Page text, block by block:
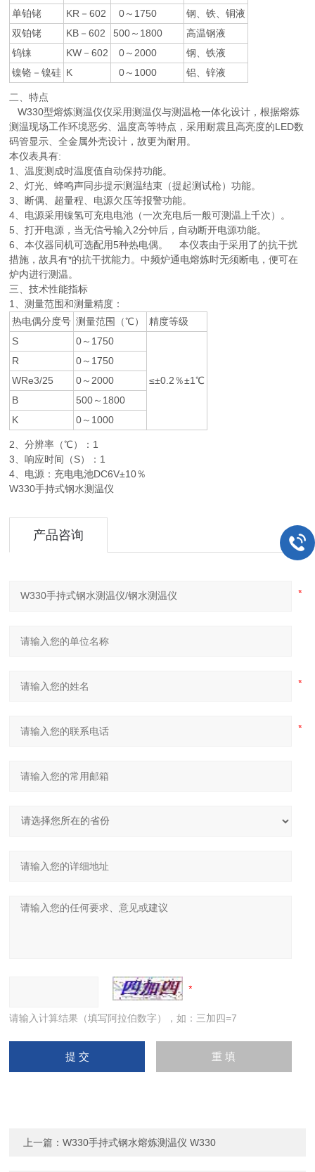
单铂铑
KR－602 0～1750
钢、铁、铜液
双铂铑
KB－602 500～1800
高温钢液
钨铼
KW－602 0～2000
钢、铁液
镍铬－镍硅 K 0～1000 铝、锌液
二、特点
W330型熔炼测温仪仪采用测温仪与测温枪一体化设计，根据熔炼
测温现场工作环境恶劣、温度高等特点，采用耐震且高亮度的LED数
码管显示、全金属外壳设计，故更为耐用。
本仪表具有:
1、温度测成时温度值自动保持功能。
2、灯光、蜂鸣声同步提示测温结束（提起测试枪）功能。
3、断偶、超量程、电源欠压等报警功能。
4、电源采用镍氢可充电电池（一次充电后一般可测温上千次）。
5、打开电源，当无信号输入2分钟后，自动断开电源功能。
6、本仪器同机可选配用5种热电偶。 本仪表由于采用了的抗干扰
措施，故具有*的抗干扰能力。中频炉通电熔炼时无须断电，便可在
炉内进行测温。
三、技术性能指标
1、测量范围和测量精度：
热电偶分度号 测量范围（℃）
精度等级
S
0～1750
≤±0.2％±1℃
R
0～1750
WRe3/25
0～2000
B
500～1800
K
0～1000
2、分辨率（℃）：1
3、响应时间（S）：1
4、电源：充电电池DC6V±10％
W330手持式钢水测温仪
产品咨询
请输入计算结果（填写阿拉伯数字），如：三加四=7
上一篇：W330手持式钢水熔炼测温仪 W330